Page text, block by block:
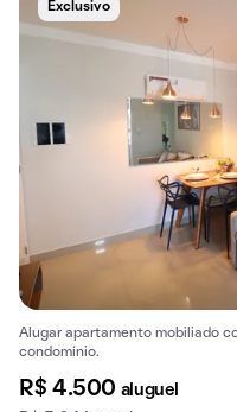
Exclusivo
Alugar apartamento mobiliado
condomínio.
R$ 4.500 aluguel